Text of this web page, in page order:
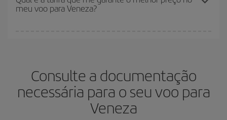
restantes no voo e se as tarifas mais baratas (econômica) estão
meu voo para Veneza?
Consulte a documentação
necessária para o seu voo para
Veneza